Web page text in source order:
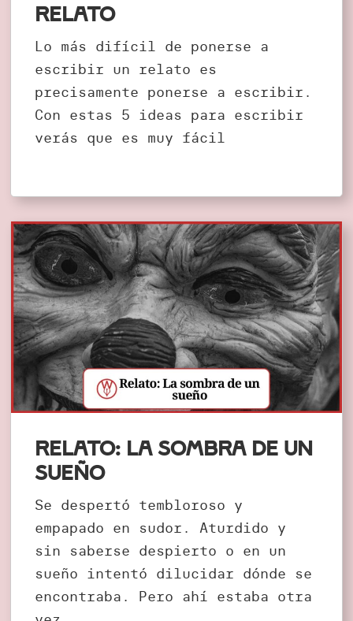
relato
Lo más difícil de ponerse a
escribir un relato es
precisamente ponerse a escribir.
Con estas 5 ideas para escribir
verás que es muy fácil
Relato: La Sombra de un
Sueño
Se despertó tembloroso y
empapado en sudor. Aturdido y
sin saberse despierto o en un
sueño intentó dilucidar dónde se
encontraba. Pero ahí estaba otra